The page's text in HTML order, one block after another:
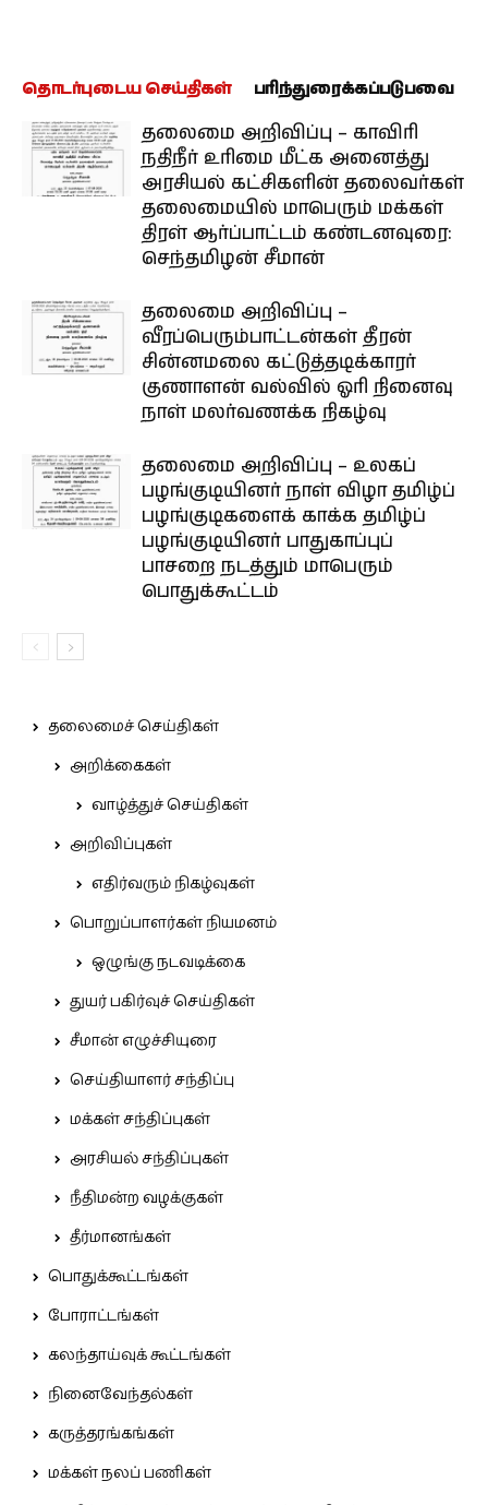
தொடர்புடைய செய்திகள் பரிந்துரைக்கப்படுபவை
தலைமை அறிவிப்பு – காவிரி
நதிநீர் உரிமை மீட்க அனைத்து
அரசியல் கட்சிகளின் தலைவர்கள்
தலைமையில் மாபெரும் மக்கள்
திரள் ஆர்ப்பாட்டம் கண்டனவுரை:
செந்தமிழன் சீமான்
தலைமை அறிவிப்பு –
வீரப்பெரும்பாட்டன்கள் தீரன்
சின்னமலை கட்டுத்தடிக்காரர்
குணாளன் வல்வில் ஓரி நினைவு
நாள் மலர்வணக்க நிகழ்வு
தலைமை அறிவிப்பு – உலகப்
பழங்குடியினர் நாள் விழா தமிழ்ப்
பழங்குடிகளைக் காக்க தமிழ்ப்
பழங்குடியினர் பாதுகாப்புப்
பாசறை நடத்தும் மாபெரும்
பொதுக்கூட்டம்
தலைமைச் செய்திகள்
அறிக்கைகள்
வாழ்த்துச் செய்திகள்
அறிவிப்புகள்
எதிர்வரும் நிகழ்வுகள்
பொறுப்பாளர்கள் நியமனம்
ஒழுங்கு நடவடிக்கை
துயர் பகிர்வுச் செய்திகள்
சீமான் எழுச்சியுரை
செய்தியாளர் சந்திப்பு
மக்கள் சந்திப்புகள்
அரசியல் சந்திப்புகள்
நீதிமன்ற வழக்குகள்
தீர்மானங்கள்
பொதுக்கூட்டங்கள்
போராட்டங்கள்
கலந்தாய்வுக் கூட்டங்கள்
நினைவேந்தல்கள்
கருத்தரங்கங்கள்
மக்கள் நலப் பணிகள்